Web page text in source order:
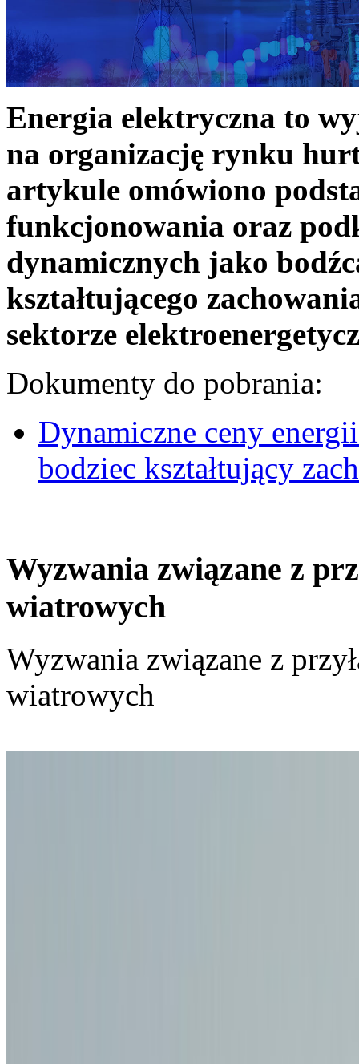
Energia elektryczna to
na organizację rynku
artykule omówiono
funkcjonowania oraz
dynamicznych jako
kształtującego
sektorze
Dokumenty do pobrania:
Dynamiczne ceny
bodziec kształtujący
Wyzwania związane z
wiatrowych
Wyzwania związane z
wiatrowych